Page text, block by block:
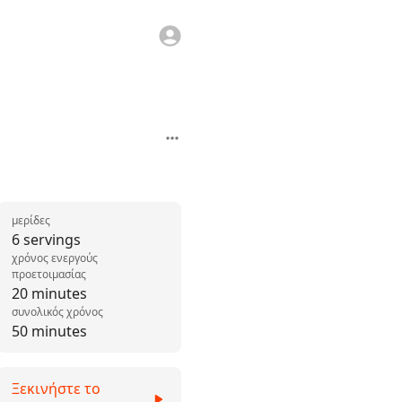
6 servings
μερίδες
20 minutes
χρόνος ενεργούς
προετοιμασίας
50 minutes
συνολικός χρόνος
Ξεκινήστε το